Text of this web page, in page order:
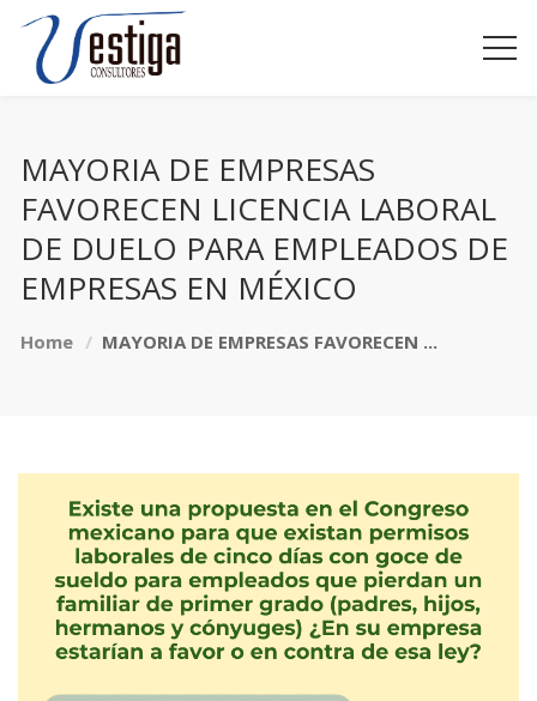
MAYORIA DE EMPRESAS
FAVORECEN LICENCIA LABORAL
DE DUELO PARA EMPLEADOS DE
EMPRESAS EN MÉXICO
Home MAYORIA DE EMPRESAS FAVORECEN ...